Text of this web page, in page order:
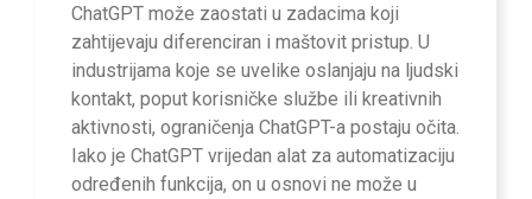
ChatGPT može zaostati u zadacima koji
zahtijevaju diferenciran i maštovit pristup. U
industrijama koje se uvelike oslanjaju na ljudski
kontakt, poput korisničke službe ili kreativnih
aktivnosti, ograničenja ChatGPT-a postaju očita.
Iako je ChatGPT vrijedan alat za automatizaciju
određenih funkcija, on u osnovi ne može u